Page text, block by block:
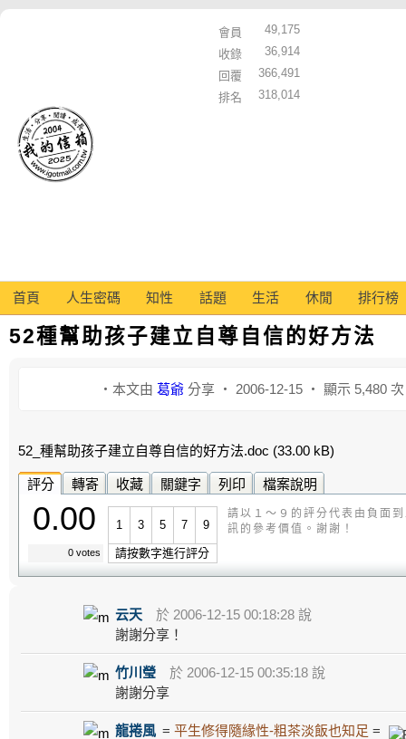
會員
49,175
收錄
36,914
回覆
366,491
排名
318,014
首頁 人生密碼 知性 話題 生活 休閒 排行榜
52種幫助孩子建立自尊自信的好方法
‧本文由 葛爺 分享 ‧ 2006-12-15 ‧ 顯示 5,480
52_種幫助孩子建立自尊自信的好方法.doc (33.00 kB)
評分 轉寄 收藏 關鍵字 列印 檔案說明
0.00
0 votes
1 3 5 7 9
請按數字進行評分
請以１～９的評分代表由負面
訊的參考價值。謝謝！
云天
於 2006-12-15 00:18:28 說
謝謝分享！
竹川瑩
於 2006-12-15 00:35:18 說
謝謝分享
龍捲風 =平生修得隨緣性-粗茶淡飯也知足 =